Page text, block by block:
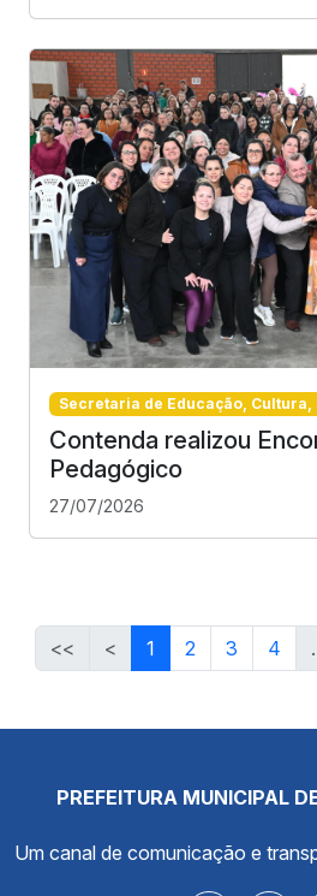
Secretaria de Educação, Cultura,
Contenda realizou
Pedagógico
27/07/2026
<< < 1 2 3 4
PREFEITURA MUNICIPAL
Um canal de comunicação e